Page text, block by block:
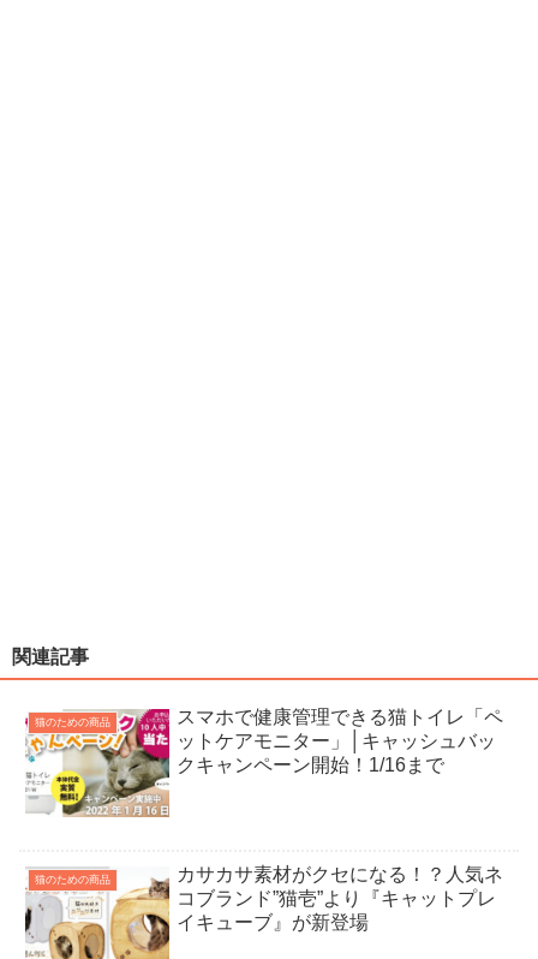
関連記事
猫のための商品
スマホで健康管理できる猫トイレ「ペ
ットケアモニター」│キャッシュバッ
クキャンペーン開始！1/16まで
猫のための商品
カサカサ素材がクセになる！？人気ネ
コブランド”猫壱”より『キャットプレ
イキューブ』が新登場